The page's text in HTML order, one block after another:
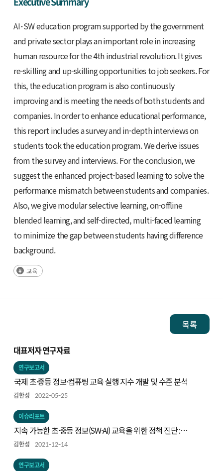
AI･SW education program supported by the government
and private sector plays an important role in increasing
human resource for the 4th industrial revolution. It gives
re-skilling and up-skilling opportunities to job seekers. For
this, the education program is also continuously
improving and is meeting the needs of both students and
companies. In order to enhance educational performance,
this report includes a survey and in-depth interviews on
students took the education program. We derive issues
from the survey and interviews. For the conclusion, we
suggest the enhanced project-based learning to solve the
performance mismatch between students and companies.
Also, we give modular selective learning, on-offline
blended learning, and self-directed, multi-faced learning
to minimize the gap between students having difference
background.
교육
목록
대표저자 연구자료
연구보고서
국제 초·중등 정보·컴퓨팅 교육 실행 지수 개발 및 수준 분석
김한성 2022-05-25
이슈리포트
지속 가능한 초·중등 정보(SW·AI) 교육을 위한 정책 진단 :
Code.org 연합의 컴퓨터과학교육 정책 진단 프레임으로 본
우리나라 정보교육
김한성 2021-12-14
연구보고서